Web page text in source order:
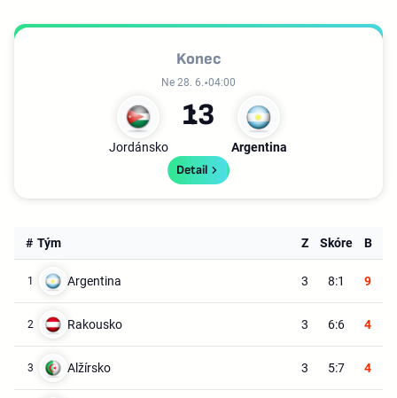
Konec
Ne 28. 6. 04:00
Jordánsko
1
Argentina
3
Detail
# Tým Z Skóre B
1 Argentina 3 8:1 9
2 Rakousko 3 6:6 4
3 Alžírsko 3 5:7 4